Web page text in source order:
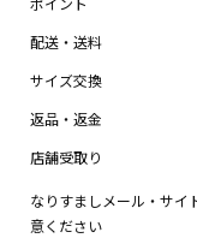
配送・送料
サイズ交換
返品・返金
店舗受取り
なりすましメール・サイ
意ください